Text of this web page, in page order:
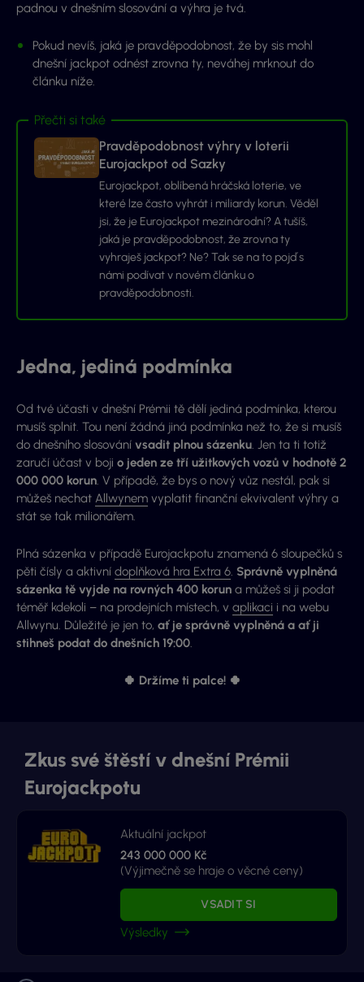
padnou v dnešním slosování a výhra je tvá.
Pokud nevíš, jaká je pravděpodobnost, že by sis mohl
dnešní jackpot odnést zrovna ty, neváhej mrknout do
článku níže.
Přečti si také
Pravděpodobnost výhry v loterii
Eurojackpot od Sazky
Eurojackpot, oblíbená hráčská loterie, ve
které lze často vyhrát i miliardy korun. Věděl
jsi, že je Eurojackpot mezinárodní? A tušíš,
jaká je pravděpodobnost, že zrovna ty
vyhraješ jackpot? Ne? Tak se na to pojď s
námi podívat v novém článku o
pravděpodobnosti.
Jedna, jediná podmínka
Od tvé účasti v dnešní Prémii tě dělí jediná podmínka, kterou
musíš splnit. Tou není žádná jiná podmínka než to, že si musíš
do dnešního slosování vsadit plnou sázenku. Jen ta ti totiž
zaručí účast v boji o jeden ze tří užitkových vozů v hodnotě 2
000 000 korun. V případě, že bys o nový vůz nestál, pak si
můžeš nechat Allwynem vyplatit finanční ekvivalent výhry a
stát se tak milionářem.
Plná sázenka v případě Eurojackpotu znamená 6 sloupečků s
pěti čísly a aktivní doplňková hra Extra 6. Správně vyplněná
sázenka tě vyjde na rovných 400 korun a můžeš si ji podat
téměř kdekoli – na prodejních místech, v aplikaci i na webu
Allwynu. Důležité je jen to, ať je správně vyplněná a ať ji
stihneš podat do dnešních 19:00.
🍀 Držíme ti palce! 🍀
Zkus své štěstí v dnešní Prémii
Eurojackpotu
Aktuální jackpot
243 000 000 Kč
(Výjimečně se hraje o věcné ceny)
VSADIT SI
Výsledky